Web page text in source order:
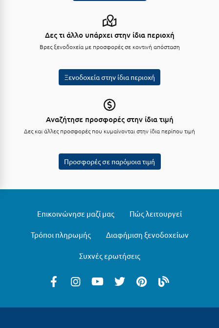
Λακόπετρα Αχαΐας
Λευκάδα
Λίμνη Πλαστήρα
Λιτόχωρο
Λουτρά Πόζαρ
Μάνη
Δες τι άλλο υπάρχει στην ίδια περιοχή
Βρες ξενοδοχεία με προσφορές σε κοντινή απόσταση
Ξενοδοχεία στην ίδια περιοχή
Αναζήτησε προσφορές στην ίδια τιμή
Δες και άλλες προσφορές που κυμαίνονται στην ίδια περίπου τιμή
Προσφορές σε παρόμοια τιμή
Επικοινώνησε μαζί μας Πώς λειτουργεί
Τρόποι πληρωμής Διαφήμιση ξενοδοχείων
Συχνές ερωτήσεις